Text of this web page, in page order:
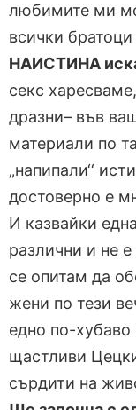
любимите ми
всички
НАИСТИНА
секс
дразни– във
материали по
„напипали‘‘
достоверно е
И казвайки
различни и не
се опитам да
жени по тези
едно по-
щастливи
сърдити на